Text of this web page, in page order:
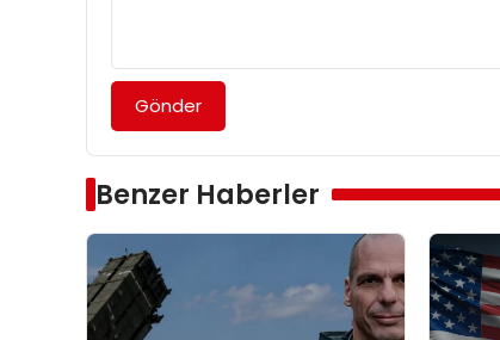
Gönder
Benzer Haberler